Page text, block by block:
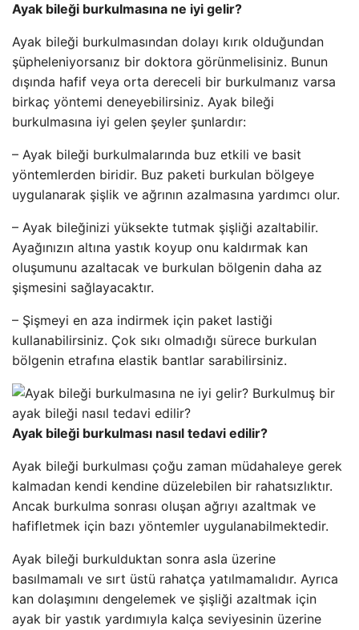
Ayak bileği burkulmasına ne iyi gelir?
Ayak bileği burkulmasından dolayı kırık olduğundan
şüpheleniyorsanız bir doktora görünmelisiniz. Bunun
dışında hafif veya orta dereceli bir burkulmanız varsa
birkaç yöntemi deneyebilirsiniz. Ayak bileği
burkulmasına iyi gelen şeyler şunlardır:
– Ayak bileği burkulmalarında buz etkili ve basit
yöntemlerden biridir. Buz paketi burkulan bölgeye
uygulanarak şişlik ve ağrının azalmasına yardımcı olur.
– Ayak bileğinizi yüksekte tutmak şişliği azaltabilir.
Ayağınızın altına yastık koyup onu kaldırmak kan
oluşumunu azaltacak ve burkulan bölgenin daha az
şişmesini sağlayacaktır.
– Şişmeyi en aza indirmek için paket lastiği
kullanabilirsiniz. Çok sıkı olmadığı sürece burkulan
bölgenin etrafına elastik bantlar sarabilirsiniz.
Ayak bileği burkulması nasıl tedavi edilir?
Ayak bileği burkulması çoğu zaman müdahaleye gerek
kalmadan kendi kendine düzelebilen bir rahatsızlıktır.
Ancak burkulma sonrası oluşan ağrıyı azaltmak ve
hafifletmek için bazı yöntemler uygulanabilmektedir.
Ayak bileği burkulduktan sonra asla üzerine
basılmamalı ve sırt üstü rahatça yatılmamalıdır. Ayrıca
kan dolaşımını dengelemek ve şişliği azaltmak için
ayak bir yastık yardımıyla kalça seviyesinin üzerine